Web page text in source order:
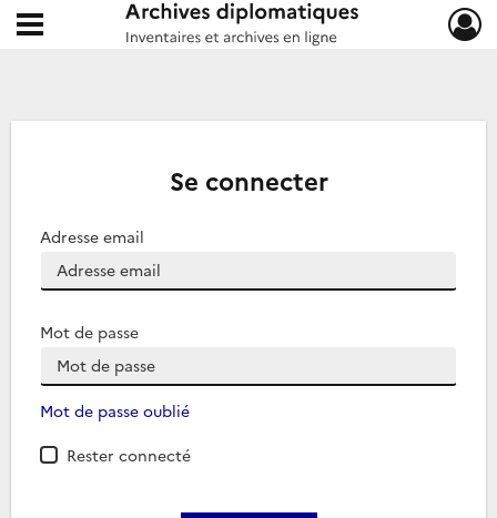
Archives diplomatiques
Ouvrir le menu déroulant
Se connecter
Adresse email
Mot de passe
Mot de passe oublié
Rester connecté